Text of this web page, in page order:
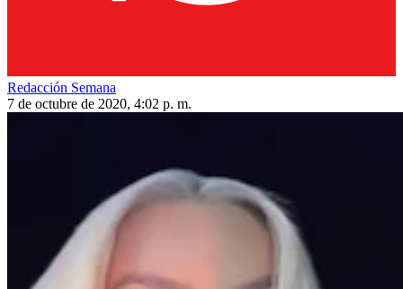
Redacción Semana
7 de octubre de 2020, 4:02 p. m.